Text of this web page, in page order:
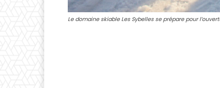
Le domaine skiable Les Sybelles se prépare pour